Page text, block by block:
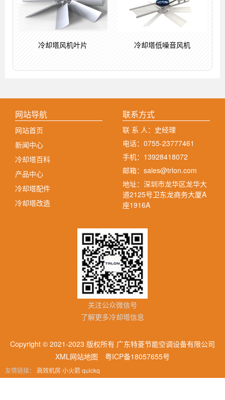
冷却塔风机叶片 冷却塔低噪音风机
网站导航
网站首页
新闻中心
冷却塔百科
产品中心
冷却塔配件
冷却塔改造
联系方式
联 系 人：史经理
电话：0755-23777461
手机：13928418072
邮箱：sales@trlon.com
地址：深圳市龙华区龙华大
道2125号卫东龙商务大厦A
座1916A
关注公众微信号
了解更多冷却塔信息
Copyright © 2021-2023 版权所有 广东特菱节能空调设备有限公司
XML网站地图
粤ICP备18057655号
友情链接： 高效机房 小火箭quickq